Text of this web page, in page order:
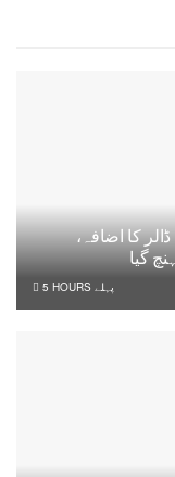
ذخائر میں 3 کروڑ 25 لاکھ ڈالر کا اضافہ،
5 HOURS پہلے